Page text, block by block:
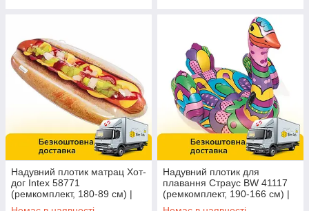
Надувний плотик матрац Хот-
дог Intex 58771
(ремкомплект, 180-89 см) |
Надувна платформа
Надувний плотик для
плавання Страус BW 41117
(ремкомплект, 190-166 см) |
Надувна платформа